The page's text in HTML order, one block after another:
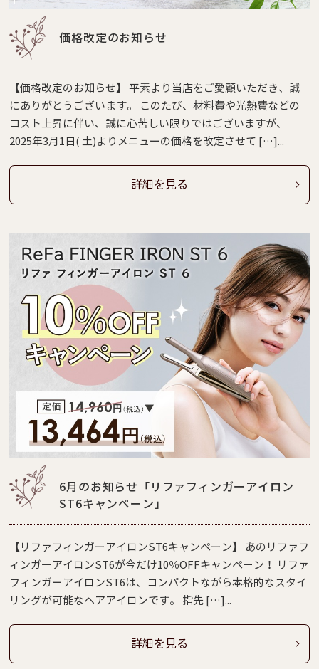
価格改定のお知らせ
【価格改定のお知らせ】 平素より当店をご愛顧いただき、誠
にありがとうございます。 このたび、材料費や光熱費などの
コスト上昇に伴い、誠に心苦しい限りではございますが、
2025年3月1日( 土)よりメニューの価格を改定させて […]...
詳細を見る
6月のお知らせ「リファフィンガーアイロン
ST6キャンペーン」
【リファフィンガーアイロンST6キャンペーン】 あのリファフ
ィンガーアイロンST6が今だけ10％OFFキャンペーン！ リファ
フィンガーアイロンST6は、コンパクトながら本格的なスタイ
リングが可能なヘアアイロンです。 指先 […]...
詳細を見る